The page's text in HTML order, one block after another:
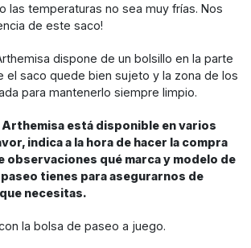
las temperaturas no sea muy frías. Nos
de este saco!
dispone de un bolsillo en la parte
el saco quede bien sujeto y la zona de los
para mantenerlo siempre limpio.
Arthemisa está disponible en varios
indica a la hora de hacer la compra
observaciones qué marca y modelo de
tienes para asegurarnos de
necesitas.
la bolsa de paseo a juego.